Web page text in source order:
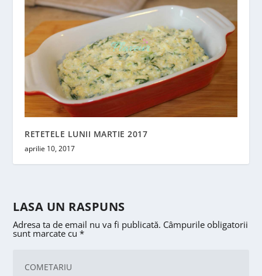
RETETELE LUNII MARTIE 2017
aprilie 10, 2017
LASA UN RASPUNS
Adresa ta de email nu va fi publicată. Câmpurile obligatorii
sunt marcate cu*